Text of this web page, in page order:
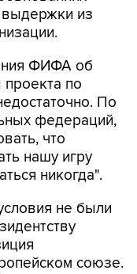
из
ФИФА об
по
По
федераций,
что
нашу игру
никогда".
не были
союзе.